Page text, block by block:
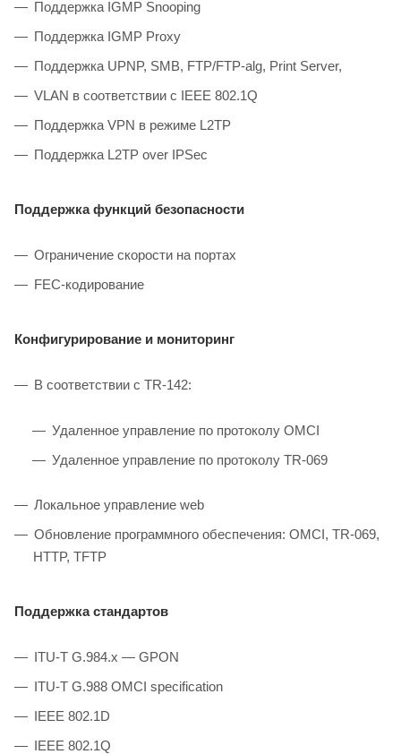
Поддержка IGMP Snooping
Поддержка IGMP Proxy
Поддержка UPNP, SMB, FTP/FTP-alg, Print Server,
VLAN в соответствии с IEEE 802.1Q
Поддержка VPN в режиме L2TP
Поддержка L2TP over IPSec
Поддержка функций безопасности
Ограничение скорости на портах
FEC-кодирование
Конфигурирование и мониторинг
В соответствии с TR-142:
Удаленное управление по протоколу OMCI
Удаленное управление по протоколу TR-069
Локальное управление web
Обновление программного обеспечения: OMCI, TR-069,
HTTP, TFTP
Поддержка стандартов
ITU-T G.984.x — GPON
ITU-T G.988 OMCI specification
IEEE 802.1D
IEEE 802.1Q